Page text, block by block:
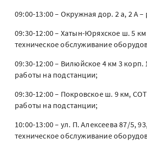
09:00-13:00 – Окружная дор. 2 а, 2 А
09:30-12:00 – Хатын-Юряхское ш. 5 км
техническое обслуживание
09:30-12:00 – Вилюйское 4 км 3 корп.
работы на подстанции;
09:30-12:00 – Покровское ш. 9 км,
работы на подстанции;
10:00-13:00 – ул. П. Алексеева 87/5,
техническое обслуживание